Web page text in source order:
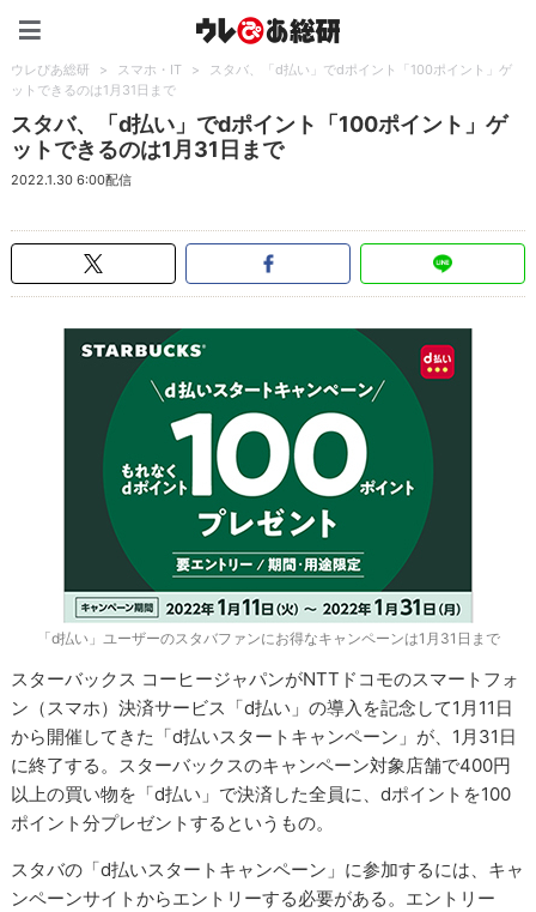
ウレぴあ総研 > スマホ・IT >
スタバ、「d払い」でdポイント「100ポイント」ゲ
ットできるのは1月31日まで
スタバ、「d払い」でdポイント「100ポイント」ゲ
ットできるのは1月31日まで
2022.1.30 6:00配信
「d払い」ユーザーのスタバファンにお得なキャンペーンは1月31日まで
スターバックス コーヒージャパンがNTTドコモのスマートフォ
ン（スマホ）決済サービス「d払い」の導入を記念して1月11日
から開催してきた「d払いスタートキャンペーン」が、1月31日
に終了する。スターバックスのキャンペーン対象店舗で400円
以上の買い物を「d払い」で決済した全員に、dポイントを100
ポイント分プレゼントするというもの。
スタバの「d払いスタートキャンペーン」に参加するには、キャ
ンペーンサイトからエントリーする必要がある。エントリー